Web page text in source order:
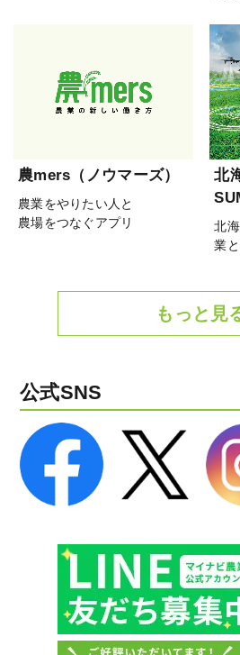
農mers（ノウマーズ）
農業をやりたい人と
農場をつなぐアプリ
北
北
業
もっと見
公式SNS